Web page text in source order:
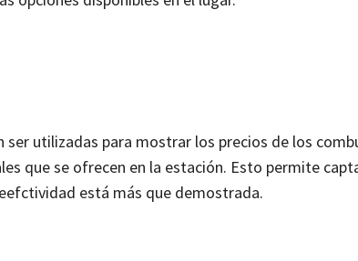
ser utilizadas para mostrar los precios de los
que se ofrecen en la estación. Esto permite
está más que demostrada.